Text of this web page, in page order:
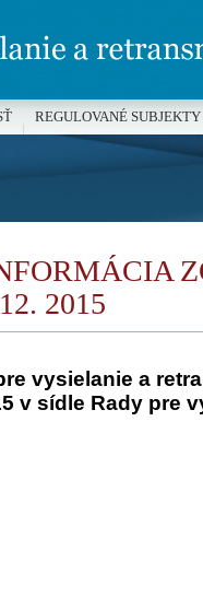
2015
vysielanie a
v sídle Rady pre
REGULOVANÉ SUBJEKTY